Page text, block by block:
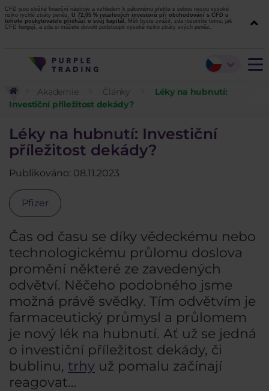
CFD jsou složité finanční nástroje a vzhledem k pákovému efektu s sebou nesou vysoké
riziko rychlé ztráty peněz. U 72,05 % retailových investorů při obchodování s CFD u
tohoto poskytovatele přichází o svůj kapitál. Měli byste zvážit, zda rozumíte tomu, jak
CFD fungují, a zda si můžete dovolit podstoupit vysoké riziko ztráty svých peněz.
Akademie Články
Léky na hubnutí:
Investiční příležitost dekády?
Léky na hubnutí: Investiční
příležitost dekády?
Publikováno: 08.11.2023
Pfizer
Čas od času se díky vědeckému nebo
technologickému průlomu doslova
promění některé ze zavedených
odvětví. Něčeho podobného jsme
možná právě svědky. Tím odvětvím je
farmaceutický průmysl a průlomem
je nový lék na hubnutí. Ať už se jedná
o investiční příležitost dekády, či
bublinu, trhy už pomalu začínají
reagovat…